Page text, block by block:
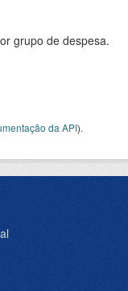
grupo de despesa.
da API).